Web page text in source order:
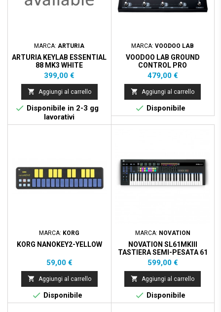
MARCA: ARTURIA
ARTURIA KEYLAB ESSENTIAL
88 MK3 WHITE
Prezzo
399,00 €
 Aggiungi al carrello
 Disponibile in 2-3 gg
lavorativi
MARCA:VOODOO LAB
VOODOO LAB GROUND
CONTROL PRO
Prezzo
479,00 €
 Aggiungi al carrello
 Disponibile
MARCA: KORG
KORG NANOKEY2-YELLOW
Prezzo
59,00 €
 Aggiungi al carrello
 Disponibile
MARCA: NOVATION
NOVATION SL61MKIII
TASTIERA SEMI-PESATA 61
TASTI, DAW
Prezzo
599,00 €
 Aggiungi al carrello
 Disponibile